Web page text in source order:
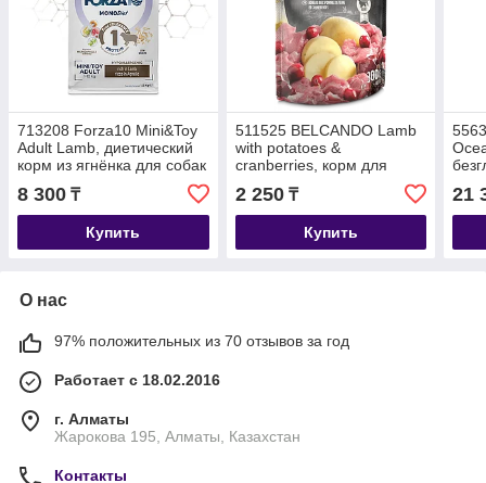
713208 Forza10 Mini&Toy
Adult Lamb, диетический
корм из ягнёнка для собак
мелких пород, уп. 1,5кг.
8 300 ₸
Купить
511525 BELCANDO Lamb
with potatoes &
cranberries, корм для
собак с ягненком,
картофелем и клюквой,
пауч 300г
2 250₸
Купить
21
О нас
97% положительных из 70 отзывов за год
Работает с 18.02.2016
г. Алматы
Жарокова 195, Алматы, Казахстан
Контакты